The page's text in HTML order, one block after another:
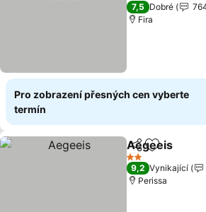
7,5 Dobré
Fira
Pro zobrazení přesných cen vyberte
termín
SdíletPřidat na
Aegeeis
2 Počet hvězdiček
9,2 Vynikající
Perissa